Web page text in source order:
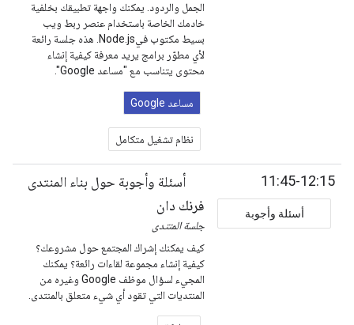
الجمل والردود. يمكنك واجهة تطبيقك بخلفية
خادمك الخاصة باستخدام عنصر ربط ويب
بسيط مكتوب فيNode.js. هذه جلسة رائعة
لأي مطوّر برامج يريد معرفة كيفية إنشاء
محتوى يتناسب مع "مساعد Google".
مساعد Google
نظام تشغيل متكامل
11:45-12:15
أسئلة وأجوبة
أسئلة وأجوبة حول بناء المنتدى
فرنك دان
جلسة المنتدى
كيف يمكنك إشراك المجتمع حول مشروعك؟
كيفية إنشاء مجموعة لقاءات رائعة؟ يمكنك
المجيء لسؤال موظف Google وغيره من
المنتديات التي تقود أي شيء متعلق بالمنتدى.